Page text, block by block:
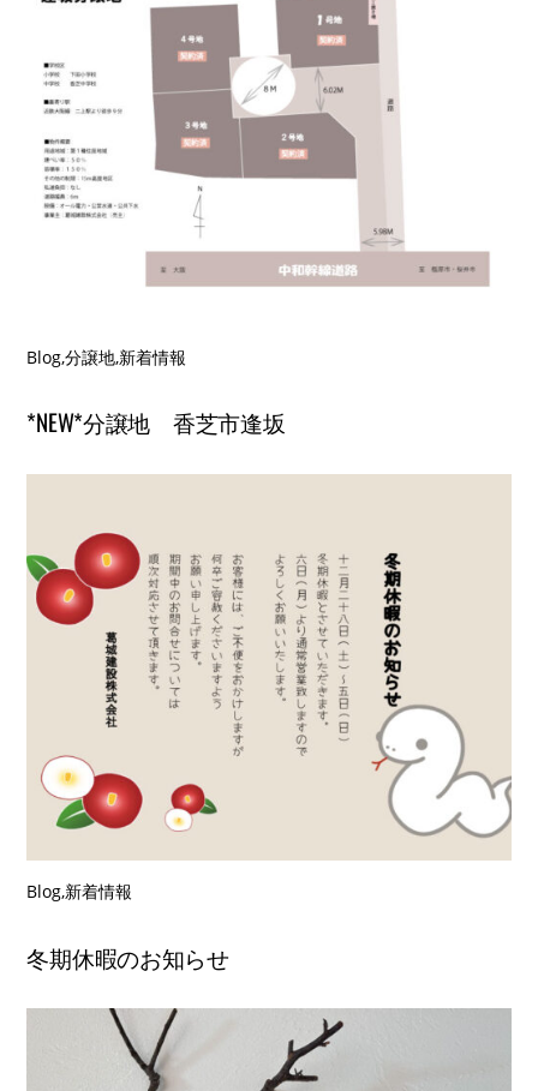
Blog,分譲地,新着情報
*NEW*分譲地 香芝市逢坂
Blog,新着情報
冬期休暇のお知らせ